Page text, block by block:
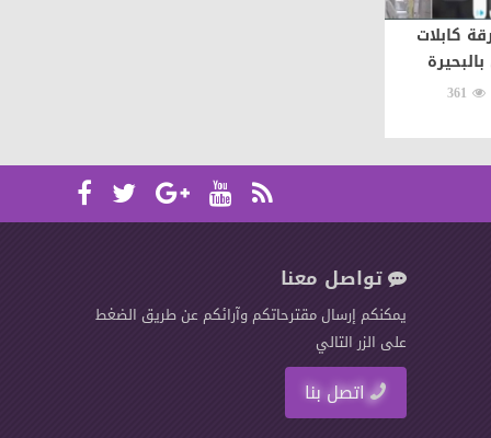
كابلات
361
تواصل معنا
يمكنكم إرسال مقترحاتكم وآرائكم عن طريق الضغط
على الزر التالي
اتصل بنا